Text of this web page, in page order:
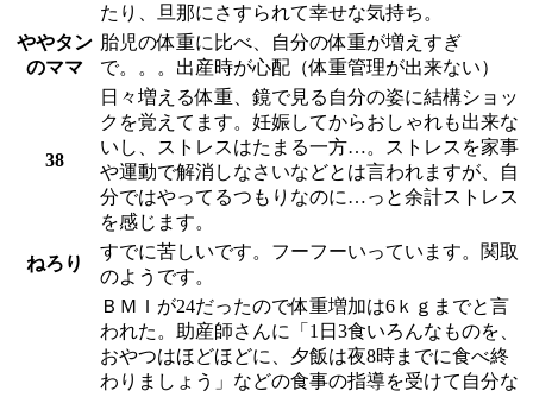
たり、旦那にさすられて幸せな気持ち。
ややタン
のママ
胎児の体重に比べ、自分の体重が増えすぎ
で。。。出産時が心配（体重管理が出来ない）
38
日々増える体重、鏡で見る自分の姿に結構ショッ
クを覚えてます。妊娠してからおしゃれも出来な
いし、ストレスはたまる一方…。ストレスを家事
や運動で解消しなさいなどとは言われますが、自
分ではやってるつもりなのに…っと余計ストレス
を感じます。
ねろり
すでに苦しいです。フーフーいっています。関取
のようです。
ＢＭＩが24だったので体重増加は6ｋｇまでと言
われた。助産師さんに「1日3食いろんなものを、
おやつはほどほどに、夕飯は夜8時までに食べ終
わりましょう」などの食事の指導を受けて自分な